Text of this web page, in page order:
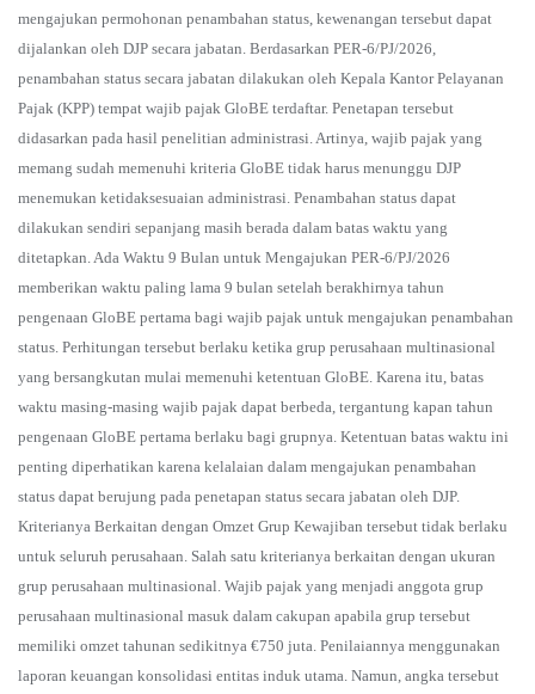
mengajukan permohonan penambahan status, kewenangan tersebut dapat
dijalankan oleh DJP secara jabatan. Berdasarkan PER-6/PJ/2026,
penambahan status secara jabatan dilakukan oleh Kepala Kantor Pelayanan
Pajak (KPP) tempat wajib pajak GloBE terdaftar. Penetapan tersebut
didasarkan pada hasil penelitian administrasi. Artinya, wajib pajak yang
memang sudah memenuhi kriteria GloBE tidak harus menunggu DJP
menemukan ketidaksesuaian administrasi. Penambahan status dapat
dilakukan sendiri sepanjang masih berada dalam batas waktu yang
ditetapkan. Ada Waktu 9 Bulan untuk Mengajukan PER-6/PJ/2026
memberikan waktu paling lama 9 bulan setelah berakhirnya tahun
pengenaan GloBE pertama bagi wajib pajak untuk mengajukan penambahan
status. Perhitungan tersebut berlaku ketika grup perusahaan multinasional
yang bersangkutan mulai memenuhi ketentuan GloBE. Karena itu, batas
waktu masing-masing wajib pajak dapat berbeda, tergantung kapan tahun
pengenaan GloBE pertama berlaku bagi grupnya. Ketentuan batas waktu ini
penting diperhatikan karena kelalaian dalam mengajukan penambahan
status dapat berujung pada penetapan status secara jabatan oleh DJP.
Kriterianya Berkaitan dengan Omzet Grup Kewajiban tersebut tidak berlaku
untuk seluruh perusahaan. Salah satu kriterianya berkaitan dengan ukuran
grup perusahaan multinasional. Wajib pajak yang menjadi anggota grup
perusahaan multinasional masuk dalam cakupan apabila grup tersebut
memiliki omzet tahunan sedikitnya €750 juta. Penilaiannya menggunakan
laporan keuangan konsolidasi entitas induk utama. Namun, angka tersebut